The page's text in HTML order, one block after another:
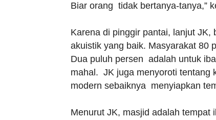
Biar orang tidak bertanya-tanya,”
Karena di pinggir pantai, lanjut
akuistik yang baik. Masyarakat 80
Dua puluh persen adalah untuk
mahal. JK juga menyoroti tentang
modern sebaiknya menyiapkan
Menurut JK, masjid adalah tempat